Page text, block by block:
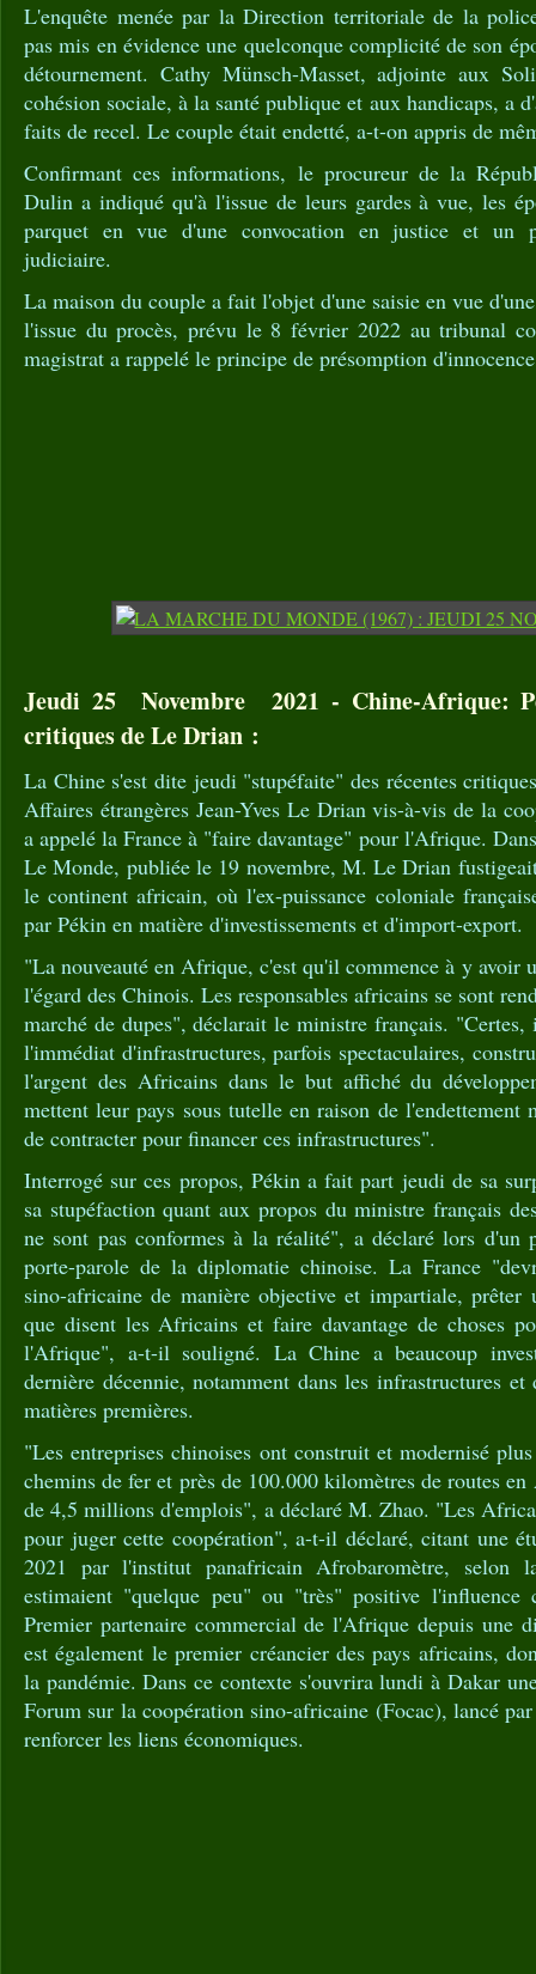
L'enquête menée par la Direction territoriale de la
pas mis en évidence une quelconque complicité de son
détournement. Cathy Münsch-Masset, adjointe aux
cohésion sociale, à la santé publique et aux handicaps, a
faits de recel. Le couple était endetté, a-t-on appris de
Confirmant ces informations, le procureur de la
Dulin a indiqué qu'à l'issue de leurs gardes à vue, les
parquet en vue d'une convocation en justice et un
judiciaire.
La maison du couple a fait l'objet d'une saisie en vue
l'issue du procès, prévu le 8 février 2022 au tribunal
magistrat a rappelé le principe de présomption
Jeudi 25 Novembre 2021 - Chine-Afrique:
critiques de Le Drian :
La Chine s'est dite jeudi "stupéfaite" des récentes
Affaires étrangères Jean-Yves Le Drian vis-à-vis de la
a appelé la France à "faire davantage" pour l'Afrique.
Le Monde, publiée le 19 novembre, M. Le Drian
le continent africain, où l'ex-puissance coloniale
par Pékin en matière d'investissements et d'import-export.
"La nouveauté en Afrique, c'est qu'il commence à y avoir
l'égard des Chinois. Les responsables africains se sont
marché de dupes", déclarait le ministre français.
l'immédiat d'infrastructures, parfois spectaculaires,
l'argent des Africains dans le but affiché du
mettent leur pays sous tutelle en raison de l'endettement
de contracter pour financer ces infrastructures".
Interrogé sur ces propos, Pékin a fait part jeudi de sa
sa stupéfaction quant aux propos du ministre français
ne sont pas conformes à la réalité", a déclaré lors d'un
porte-parole de la diplomatie chinoise. La France
sino-africaine de manière objective et impartiale, prêter
que disent les Africains et faire davantage de choses
l'Afrique", a-t-il souligné. La Chine a beaucoup
dernière décennie, notamment dans les infrastructures
matières premières.
"Les entreprises chinoises ont construit et modernisé
chemins de fer et près de 100.000 kilomètres de routes
de 4,5 millions d'emplois", a déclaré M. Zhao. "Les
pour juger cette coopération", a-t-il déclaré, citant une
2021 par l'institut panafricain Afrobaromètre, selon
estimaient "quelque peu" ou "très" positive l'influence
Premier partenaire commercial de l'Afrique depuis une
est également le premier créancier des pays africains,
la pandémie. Dans ce contexte s'ouvrira lundi à Dakar
Forum sur la coopération sino-africaine (Focac), lancé
renforcer les liens économiques.